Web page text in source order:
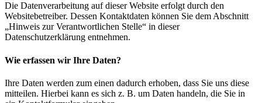
Die Datenverarbeitung auf dieser Website erfolgt durch den
Websitebetreiber. Dessen Kontaktdaten können Sie dem Abschnitt
„Hinweis zur Verantwortlichen Stelle“ in dieser
Datenschutzerklärung entnehmen.
Wie erfassen wir Ihre Daten?
Ihre Daten werden zum einen dadurch erhoben, dass Sie uns diese
mitteilen. Hierbei kann es sich z. B. um Daten handeln, die Sie in